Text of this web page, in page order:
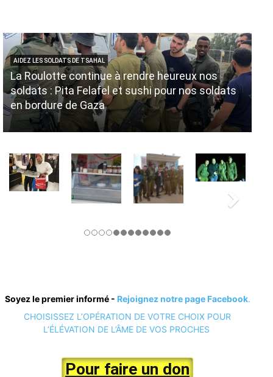
AIDEZ LES SOLDATS DE TSAHAL
La Roulotte continue à rendre heureux nos
soldats : Pita Felafel et sushi pour nos soldats
en bordure de Gaza
Soyez le premier informé - Rejoignez notre page Facebook.
CHOISISSEZ L’OPÉRATION DE VOTRE CHOIX POUR
L’ÉLÉVATION DE L’ÂME DE VOS PROCHES
Pour faire un don